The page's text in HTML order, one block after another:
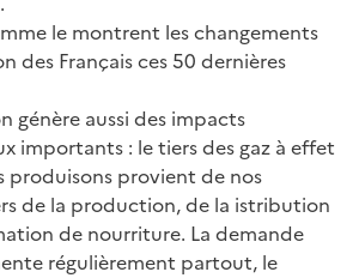
le montrent les changements
des Français ces 50 dernières
génère aussi des impacts
importants : le tiers des gaz à effet
produisons provient de nos
de la production, de la istribution
de nourriture. La demande
régulièrement partout, le